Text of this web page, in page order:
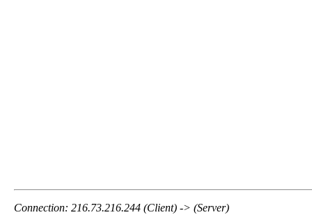
Connection: 216.73.216.244 (Client) -> (Server)